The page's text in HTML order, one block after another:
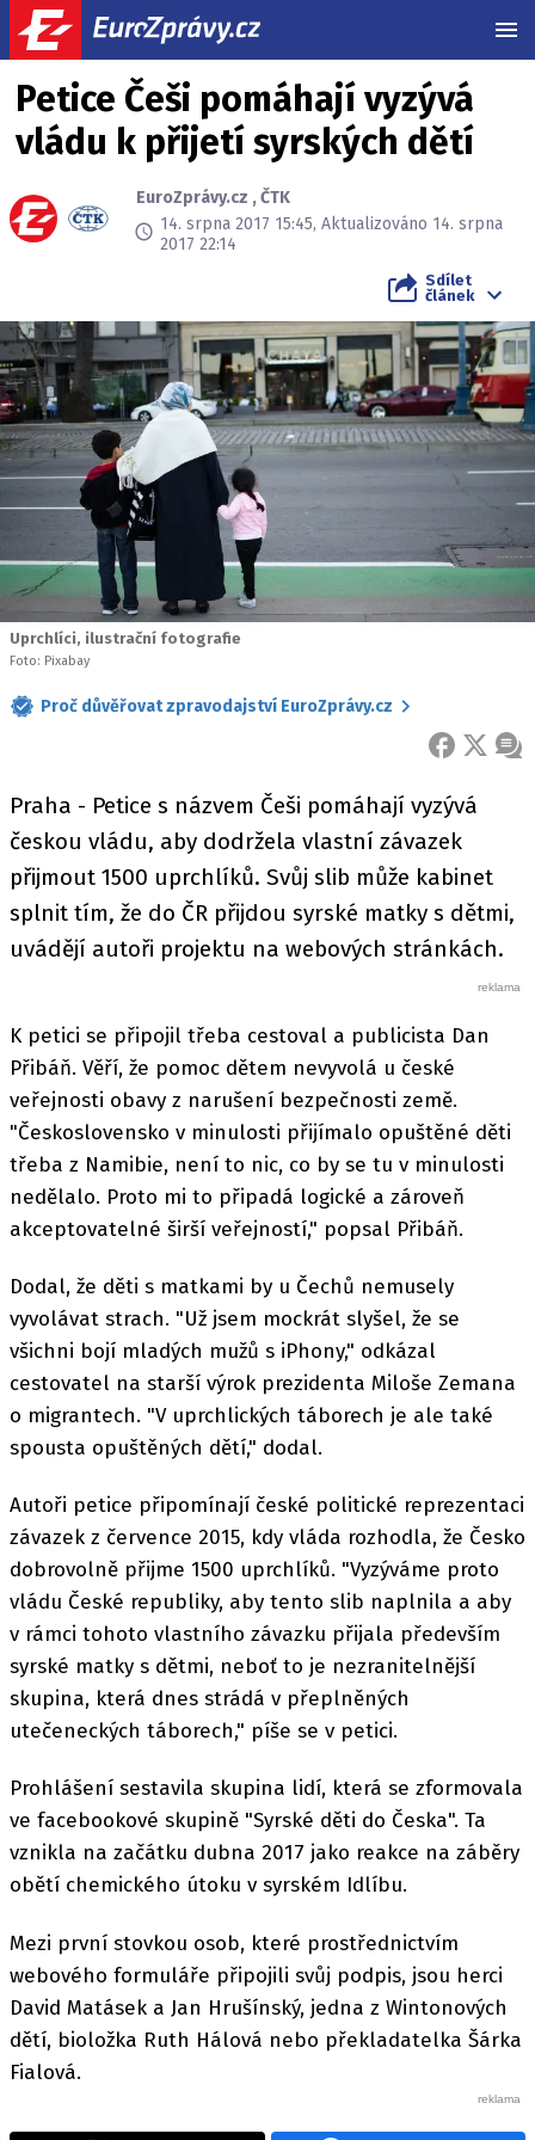
Petice Češi pomáhají vyzývá
vládu k přijetí syrských dětí
EuroZprávy.cz ,ČTK
14. srpna 2017 15:45, Aktualizováno 14. srpna
2017 22:14
Sdílet
článek
Uprchlíci, ilustrační fotografie
Foto: Pixabay
Proč důvěřovat zpravodajství EuroZprávy.cz
FACEBOOK
X
Praha - Petice s názvem Češi pomáhají vyzývá
českou vládu, aby dodržela vlastní závazek
přijmout 1500 uprchlíků. Svůj slib může kabinet
splnit tím, že do ČR přijdou syrské matky s dětmi,
uvádějí autoři projektu na webových stránkách.
K petici se připojil třeba cestoval a publicista Dan
Přibáň. Věří, že pomoc dětem nevyvolá u české
veřejnosti obavy z narušení bezpečnosti země.
"Československo v minulosti přijímalo opuštěné děti
třeba z Namibie, není to nic, co by se tu v minulosti
nedělalo. Proto mi to připadá logické a zároveň
akceptovatelné širší veřejností," popsal Přibáň.
Dodal, že děti s matkami by u Čechů nemusely
vyvolávat strach. "Už jsem mockrát slyšel, že se
všichni bojí mladých mužů s iPhony," odkázal
cestovatel na starší výrok prezidenta Miloše Zemana
o migrantech. "V uprchlických táborech je ale také
spousta opuštěných dětí," dodal.
Autoři petice připomínají české politické reprezentaci
závazek z července 2015, kdy vláda rozhodla, že Česko
dobrovolně přijme 1500 uprchlíků. "Vyzýváme proto
vládu České republiky, aby tento slib naplnila a aby
v rámci tohoto vlastního závazku přijala především
syrské matky s dětmi, neboť to je nezranitelnější
skupina, která dnes strádá v přeplněných
utečeneckých táborech," píše se v petici.
Prohlášení sestavila skupina lidí, která se zformovala
ve facebookové skupině "Syrské děti do Česka". Ta
vznikla na začátku dubna 2017 jako reakce na záběry
obětí chemického útoku v syrském Idlíbu.
Mezi první stovkou osob, které prostřednictvím
webového formuláře připojili svůj podpis, jsou herci
David Matásek a Jan Hrušínský, jedna z Wintonových
dětí, bioložka Ruth Hálová nebo překladatelka Šárka
Fialová.